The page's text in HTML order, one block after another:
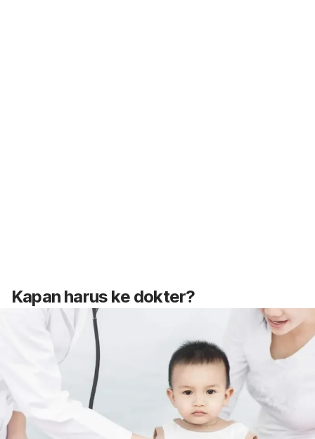
Kapan harus ke dokter?